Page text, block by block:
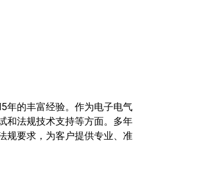
年的丰富经验。作为电子电气
和法规技术支持等方面。多年
规要求，为客户提供专业、准